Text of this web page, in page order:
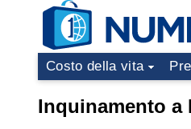
Costo della vita
Inquinamento a